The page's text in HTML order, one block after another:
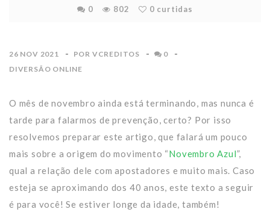
0 802 0 curtidas
26 NOV 2021 POR VCREDITOS
0
DIVERSÃO ONLINE
O mês de novembro ainda está terminando, mas nunca é
tarde para falarmos de prevenção, certo? Por isso
resolvemos preparar este artigo, que falará um pouco
mais sobre a origem do movimento “Novembro Azul”,
qual a relação dele com apostadores e muito mais. Caso
esteja se aproximando dos 40 anos, este texto a seguir
é para você! Se estiver longe da idade, também!